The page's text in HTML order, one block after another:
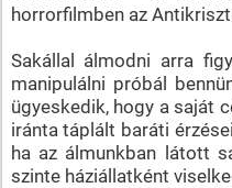
horrorfilmben az
Sakállal álmodni arra
manipulálni próbál
ügyeskedik, hogy a saját
iránta táplált baráti
ha az álmunkban látott
szinte háziállatként